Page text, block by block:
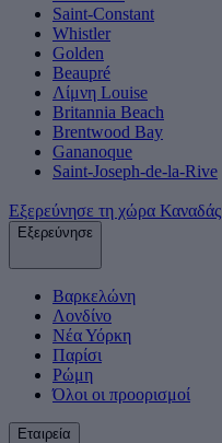
Saint-Constant
Whistler
Golden
Beaupré
Λίμνη Louise
Britannia Beach
Brentwood Bay
Gananoque
Saint-Joseph-de-la-Rive
Εξερεύνησε τη χώρα Καναδάς
Εξερεύνησε
Βαρκελώνη
Λονδίνο
Νέα Υόρκη
Παρίσι
Ρώμη
Όλοι οι προορισμοί
Εταιρεία